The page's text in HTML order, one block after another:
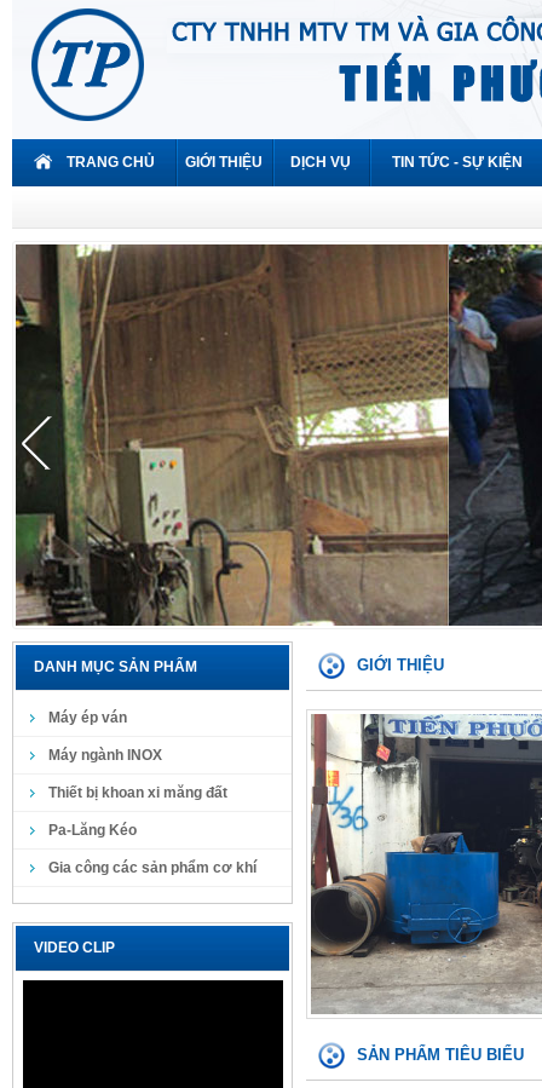
TRANG CHỦ GIỚI THIỆU DỊCH VỤ TIN TỨC - SỰ KIỆN
DANH MỤC SẢN PHẨM
Máy ép ván
Máy ngành INOX
Thiết bị khoan xi măng đất
Pa-Lăng Kéo
Gia công các sản phẩm cơ khí
VIDEO CLIP
GIỚI THIỆU
SẢN PHẨM TIÊU BIỂU